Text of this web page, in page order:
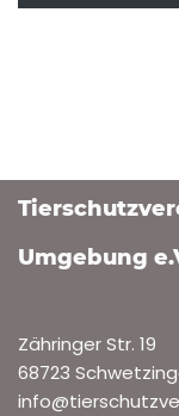
Umgebung
Zähringer Str. 19
68723